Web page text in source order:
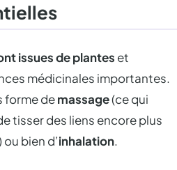
issues de plantes et
médicinales importantes.
forme demassage(ce qui
tisser des liens encore plus
bien d’inhalation.